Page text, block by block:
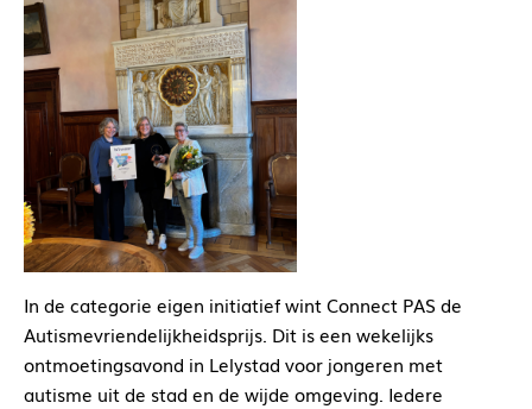
In de categorie eigen initiatief wint Connect PAS de
Autismevriendelijkheidsprijs. Dit is een wekelijks
ontmoetingsavond in Lelystad voor jongeren met
autisme uit de stad en de wijde omgeving. Iedere